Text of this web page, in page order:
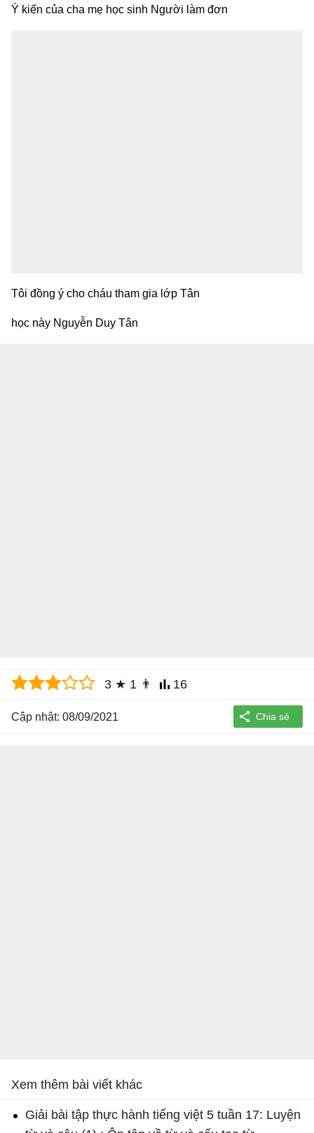
Ý kiến của cha mẹ học sinh Người làm đơn
Tôi đồng ý cho cháu tham gia lớp Tân
học này Nguyễn Duy Tân
3 ★ 1 👨 16
Cập nhật: 08/09/2021
Xem thêm bài viết khác
Giải bài tập thực hành tiếng việt 5 tuần 17: Luyện